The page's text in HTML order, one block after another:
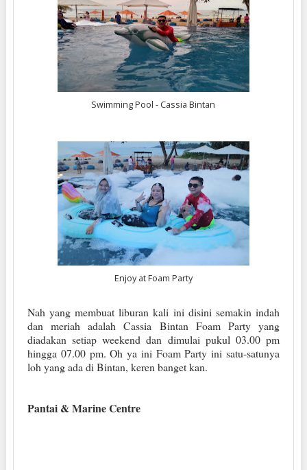
Swimming Pool - Cassia Bintan
Enjoy at Foam Party
Nah yang membuat liburan kali ini disini semakin indah
dan meriah adalah Cassia Bintan Foam Party yang
diadakan setiap weekend dan dimulai pukul 03.00 pm
hingga 07.00 pm. Oh ya ini Foam Party ini satu-satunya
loh yang ada di Bintan, keren banget kan.
Pantai & Marine Centre